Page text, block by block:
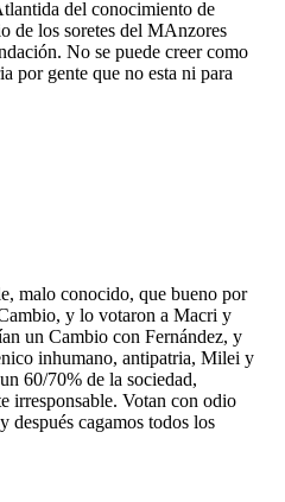
del conocimiento de
de los soretes del MAnzores
No se puede creer como
por gente que no esta ni para
malo conocido, que bueno por
y lo votaron a Macri y
un Cambio con Fernández, y
inhumano, antipatria, Milei y
60/70% de la sociedad,
irresponsable. Votan con odio
después cagamos todos los